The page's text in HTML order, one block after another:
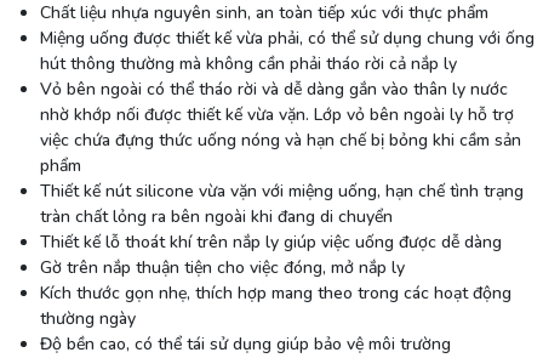
Chất liệu nhựa nguyên sinh, an toàn tiếp xúc với thực phẩm
Miệng uống được thiết kế vừa phải, có thể sử dụng chung với ống
hút thông thường mà không cần phải tháo rời cả nắp ly
Vỏ bên ngoài có thể tháo rời và dễ dàng gắn vào thân ly nước
nhờ khớp nối được thiết kế vừa vặn. Lớp vỏ bên ngoài ly hỗ trợ
việc chứa đựng thức uống nóng và hạn chế bị bỏng khi cầm sản
phẩm
Thiết kế nút silicone vừa vặn với miệng uống, hạn chế tình trạng
tràn chất lỏng ra bên ngoài khi đang di chuyển
Thiết kế lỗ thoát khí trên nắp ly giúp việc uống được dễ dàng
Gờ trên nắp thuận tiện cho việc đóng, mở nắp ly
Kích thước gọn nhẹ, thích hợp mang theo trong các hoạt động
thường ngày
Độ bền cao, có thể tái sử dụng giúp bảo vệ môi trường